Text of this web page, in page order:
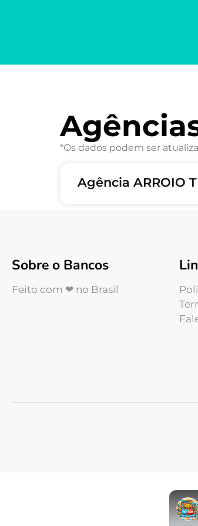
*Os dados podem ser
Agência ARROIO
Sobre o Bancos
Feito com ❤ no Brasil